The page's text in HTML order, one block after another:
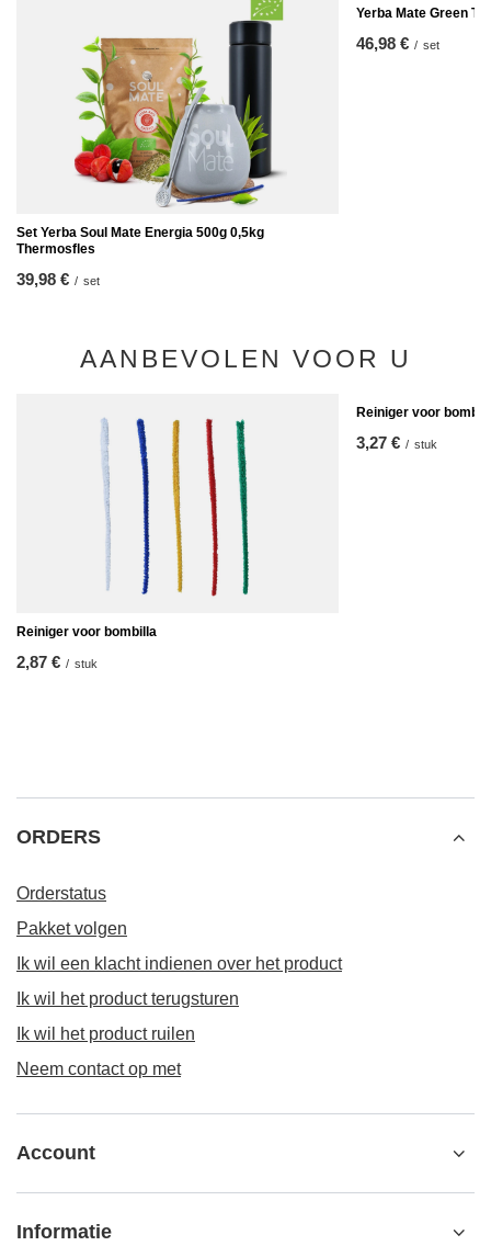
Set Yerba Soul Mate Energia 500g 0,5kg
Thermosfles
39,98 € / set
Yerba Mate Green
46,98 € / set
AANBEVOLEN VOOR U
Reiniger voor bombilla
2,87 € / stuk
Reiniger voor
3,27 € / stuk
ORDERS
Orderstatus
Pakket volgen
Ik wil een klacht indienen over het product
Ik wil het product terugsturen
Ik wil het product ruilen
Neem contact op met
Account
Informatie